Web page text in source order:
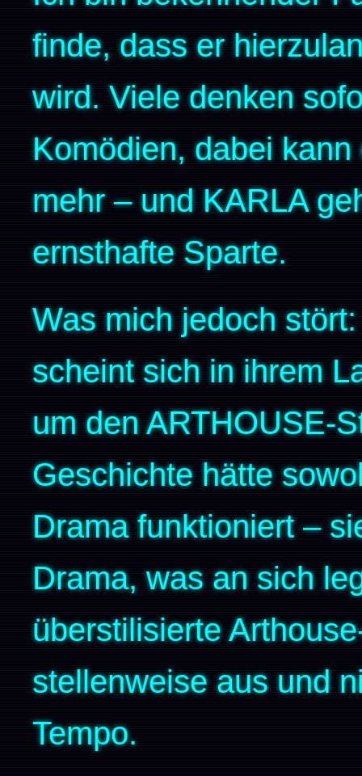
finde, dass er
wird. Viele denken
Komödien, dabei
mehr – und KARLA
ernsthafte Sparte.
Was mich jedoch
scheint sich in ihrem
um den ARTHOUSE-
Geschichte hätte
Drama funktioniert –
Drama, was an sich
überstilisierte
stellenweise aus und
Tempo.